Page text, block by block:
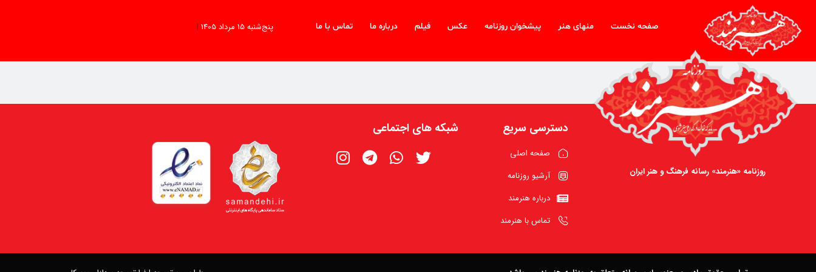
صفحه نخست منهای هنر پیشخوان روزنامه عکس فیلم درباره ما تماس با ما پنج‌شنبه 15 مرداد 1405 |
روزنامه «هنرمند» رسانه فرهنگ و هنر ایران
دسترسی سریع
صفحه اصلی
آرشیو روزنامه
درباره هنرمند
تماس با هنرمند
شبکه های اجتماعی